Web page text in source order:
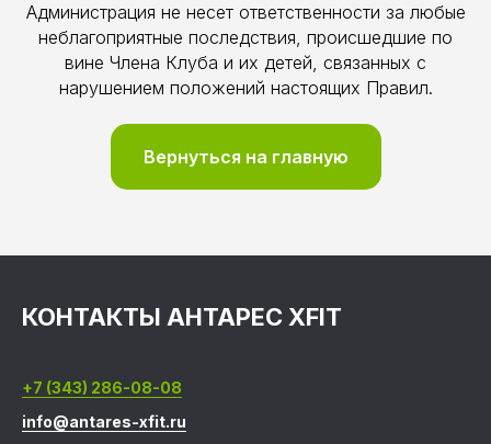
Администрация не несет ответственности за любые
неблагоприятные последствия, происшедшие по
вине Члена Клуба и их детей, связанных с
нарушением положений настоящих Правил.
Вернуться на главную
КОНТАКТЫ АНТАРЕС XFIT
+7 (343) 286-08-08
info@antares-xfit.ru